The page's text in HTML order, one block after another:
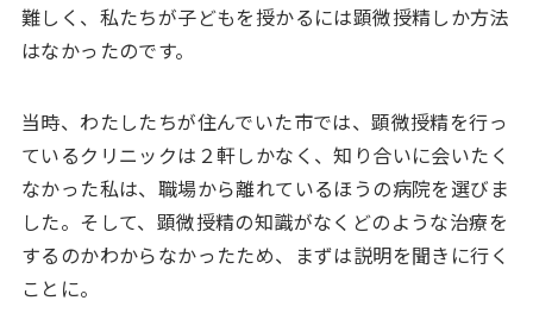
難しく、私たちが子どもを授かるには顕微授精しか方法
はなかったのです。
当時、わたしたちが住んでいた市では、顕微授精を行っ
ているクリニックは２軒しかなく、知り合いに会いたく
なかった私は、職場から離れているほうの病院を選びま
した。そして、顕微授精の知識がなくどのような治療を
するのかわからなかったため、まずは説明を聞きに行く
ことに。